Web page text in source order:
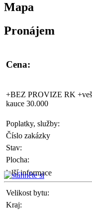
Mapa
Pronájem
Cena:
+BEZ PROVIZE RK
kauce 30.000
Poplatky, služby:
Číslo zakázky
Stav:
Plocha:
další informace
Velikost bytu:
Kraj: